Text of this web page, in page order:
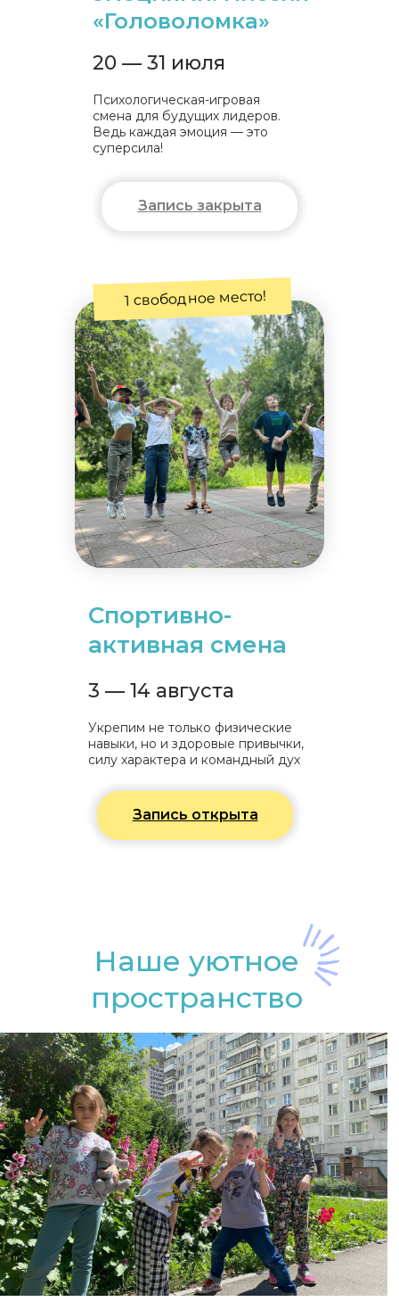
20 — 31 июля
Психологическая-игровая
смена для будущих лидеров.
Ведь каждая эмоция — это
суперсила!
«Головоломка»
Запись закрыта
3 — 14 августа
Укрепим не только физические
навыки, но и здоровые привычки,
силу характера и командный дух
Спортивно-
активная смена
Запись открыта
1 свободное место!
Наше уютное
пространство